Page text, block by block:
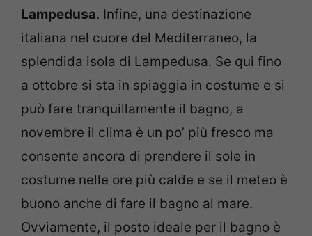
Lampedusa. Infine, una destinazione
italiana nel cuore del Mediterraneo, la
splendida isola di Lampedusa. Se qui fino
a ottobre si sta in spiaggia in costume e si
può fare tranquillamente il bagno, a
novembre il clima è un po’ più fresco ma
consente ancora di prendere il sole in
costume nelle ore più calde e se il meteo è
buono anche di fare il bagno al mare.
Ovviamente, il posto ideale per il bagno è